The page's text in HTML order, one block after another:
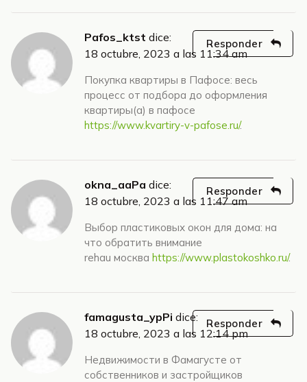
Pafos_ktst dice:
18 octubre, 2023 a las 11:34 am
Покупка квартиры в Пафосе: весь
процесс от подбора до оформления
квартиры(а) в пафосе
https://www.kvartiry-v-pafose.ru/.
Responder
okna_aaPa dice:
18 octubre, 2023 a las 11:47 am
Выбор пластиковых окон для дома: на
что обратить внимание
rehau москва https://www.plastokoshko.ru/.
Responder
famagusta_ypPi dice:
18 octubre, 2023 a las 12:14 pm
Недвижимости в Фамагусте от
собственников и застройщиков
Responder